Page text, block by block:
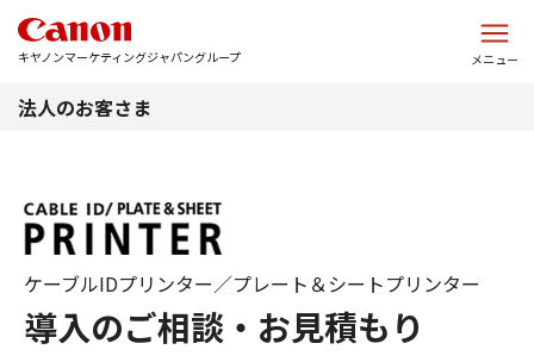
キヤノンマーケティングジャパングループ メニュー
法人のお客さま
導入のご相談・お見積もり
ケーブルIDプリンター／プレート＆シートプリンター